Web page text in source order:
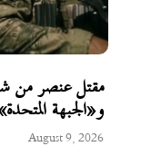
مقتل عنصر من
و«الجبهة
August 9, 2026